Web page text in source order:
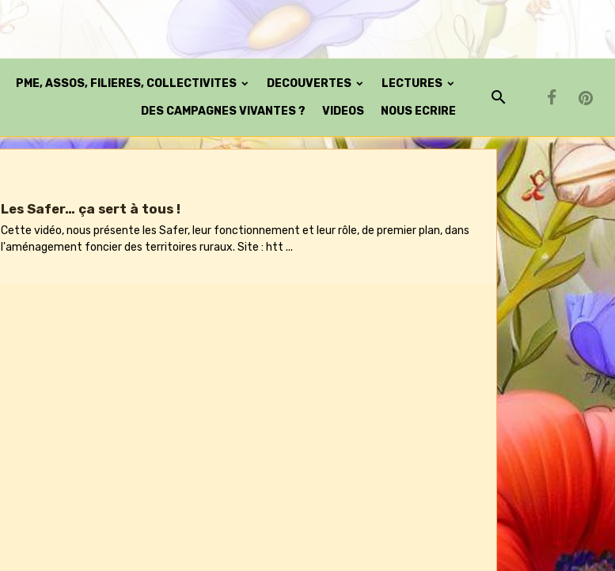
PME, ASSOS, FILIERES, COLLECTIVITES DECOUVERTES LECTURES
DES CAMPAGNES VIVANTES ? VIDEOS NOUS ECRIRE
Les Safer… ça sert à tous !
Cette vidéo, nous présente les Safer, leur fonctionnement et leur rôle, de premier plan, dans
l'aménagement foncier des territoires ruraux. Site : htt ...